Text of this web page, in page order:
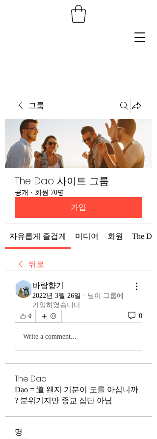
그룹
The Dao 사이트 그룹
공개 · 회원 70명
가입
자유롭게 즐겁게 미디어 회원 The Dao
뒤로
바람향기
2022년 3월 26일 · 님이 그룹에
가입하였습니다.
0 0
Write a comment...
The Dao
Dao = 道 왠지 기분이 도를 아십니까
? 분위기지만 종교 집단 아님
명